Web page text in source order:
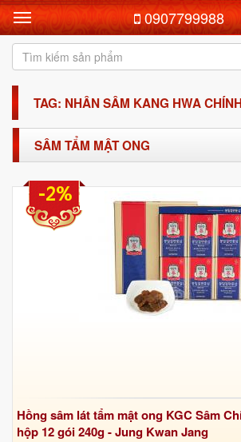
0907799988
TAG: NHÂN SÂM KANG HWA
SÂM TẨM MẬT ONG
Hồng sâm lát tẩm mật ong KGC Sâm
hộp 12 gói 240g - Jung Kwan Jang
-2%